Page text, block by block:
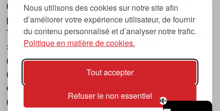
Nous utilisons des cookies sur notre site afin
d’améliorer votre expérience utilisateur, de fournir
du contenu personnalisé et d’analyser notre trafic.
Politique en matière de cookies.
Tout accepter
Refuser le non essentiel
musique et les nouvelles tendances, dont la
première parution date de 2007.
Tsugi en japonais signifie « prochain », « suivant
», ce qui correspond à la thématique du
magazine, à l’affût des nouvelles tendances
musicales, qu’elles viennent de la musique
électronique, du rock ou du hip hop, et des
nouveaux phénomènes de société liés à la